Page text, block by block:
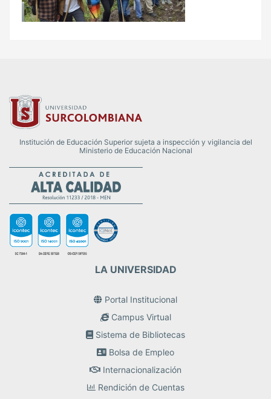
Institución de Educación Superior sujeta a inspección y vigilancia del
Ministerio de Educación Nacional
LA UNIVERSIDAD
Portal Institucional
Campus Virtual
Sistema de Bibliotecas
Bolsa de Empleo
Internacionalización
Rendición de Cuentas